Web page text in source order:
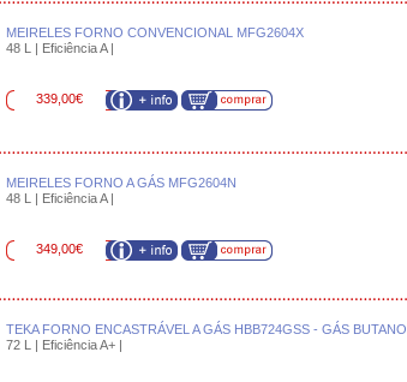
MEIRELES FORNO CONVENCIONAL MFG2604X
48 L | Eficiência A |
339,00€
MEIRELES FORNO A GÁS MFG2604N
48 L | Eficiência A |
349,00€
TEKA FORNO ENCASTRÁVEL A GÁS HBB724GSS - GÁS BUTANO
72 L | Eficiência A+ |